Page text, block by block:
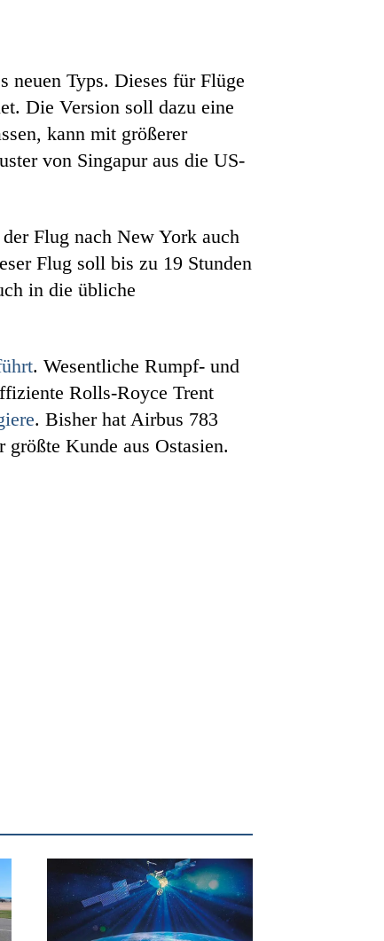
neuen Typs. Dieses für Flüge
Die Version soll dazu eine
kann mit größerer
von Singapur aus die US-
Flug nach New York auch
Flug soll bis zu 19 Stunden
in die übliche
. Wesentliche Rumpf- und
Rolls-Royce Trent
. Bisher hat Airbus 783
Kunde aus Ostasien.